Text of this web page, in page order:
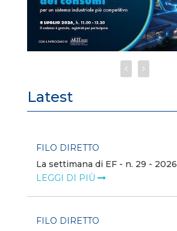
Latest
FILO DIRETTO
La settimana di EF - n. 29 - 2026
LEGGI DI PIÙ
FILO DIRETTO